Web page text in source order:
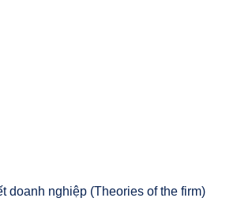
doanh nghiệp (Theories of the firm)